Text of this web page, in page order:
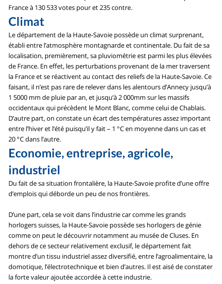
France à 130 533 votes pour et 235 contre.
Climat
Le département de la Haute-Savoie possède un climat surprenant,
établi entre l’atmosphère montagnarde et continentale. Du fait de sa
localisation, premièrement, sa pluviométrie est parmi les plus élevées
de France. En effet, les perturbations provenant de la mer traversent
la France et se réactivent au contact des reliefs de la Haute-Savoie. Ce
faisant, il n’est pas rare de relever dans les alentours d’Annecy jusqu’à
1 5000 mm de pluie par an, et jusqu’à 2 000mm sur les massifs
occidentaux qui précèdent le Mont Blanc, comme celui de Chablais.
D’autre part, on constate un écart des températures assez important
entre l’hiver et l’été puisqu’il y fait – 1 °C en moyenne dans un cas et
20 °C dans l’autre.
Economie, entreprise, agricole,
industriel
Du fait de sa situation frontalière, la Haute-Savoie profite d’une offre
d’emplois qui déborde un peu de nos frontières.
D’une part, cela se voit dans l’industrie car comme les grands
horlogers suisses, la Haute-Savoie possède ses horlogers de génie
comme on peut le découvrir notamment au musée de Cluses. En
dehors de ce secteur relativement exclusif, le département fait
montre d’un tissu industriel assez diversifié, entre l’agroalimentaire, la
domotique, l’électrotechnique et bien d’autres. Il est aisé de constater
la forte valeur ajoutée accordée à cette industrie.